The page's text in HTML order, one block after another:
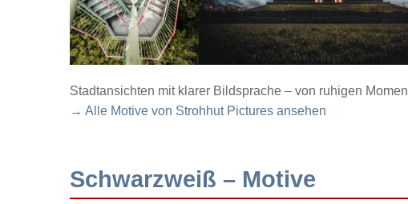
Stadtansichten mit klarer Bildsprache – von ruhigen
→ Alle Motive von Strohhut Pictures ansehen
Schwarzweiß – Motive